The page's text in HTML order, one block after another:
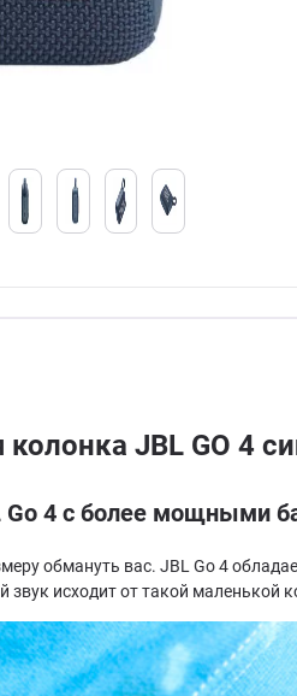
JBL GO 4
Go 4 с более мощными
обмануть вас. JBL Go 4
звук исходит от такой маленькой